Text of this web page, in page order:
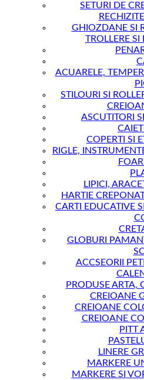
SETURI DE
GHIOZDANE SI
TROLLERE SI
ACUARELE,
STILOURI SI
ASCUTITORI
COPERTI SI
RIGLE,
LIPICI,
HARTIE
CARTI EDUCATIVE
GLOBURI
ACCSEORII
PRODUSE ARTA,
CREIOANE
CREIOANE
CREIOANE
PITT
LINERE
MARKERE
MARKERE SI